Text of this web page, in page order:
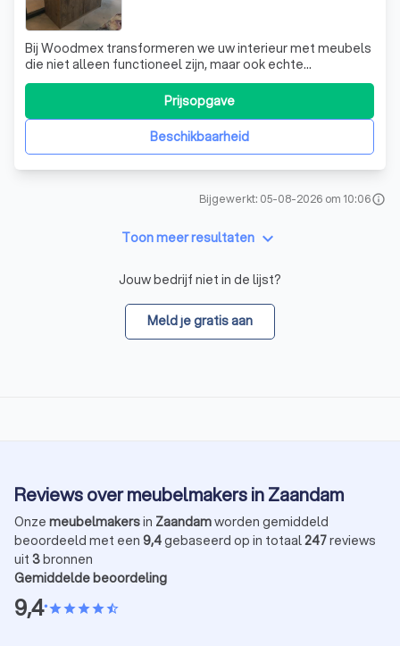
Bij Woodmex transformeren we uw interieur met meubels
die niet alleen functioneel zijn, maar ook echte
blikvangers. Of het nu gaat om een keuken, een dressoir,
of een loungeset, wij creëren in samenspraak met u een
uniek stuk dat perfect past in uw ruimte. Elk meubelstuk
wordt op maat gemaakt, waard
Beschikbaarheid
Prijsopgave
Bijgewerkt: 05-08-2026 om 10:06info
Toon meer resultaten keyboard_arrow_down
Jouw bedrijf niet in de lijst?
Meld je gratis aan
Reviews over meubelmakers in Zaandam
Onze meubelmakersin Zaandamworden gemiddeld
beoordeeld met een 9,4gebaseerd op in totaal247reviews
uit 3bronnen
Gemiddelde beoordeling
9,4•starstarstarstarstar_half